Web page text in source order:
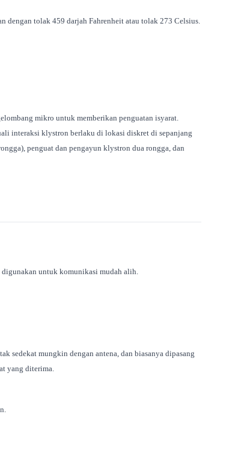
dengan tolak 459 darjah Fahrenheit atau tolak 273 Celsius.
mikro untuk memberikan penguatan isyarat.
interaksi klystron berlaku di lokasi diskret di sepanjang
penguat dan pengayun klystron dua rongga, dan
untuk komunikasi mudah alih.
sedekat mungkin dengan antena, dan biasanya dipasang
yang diterima.